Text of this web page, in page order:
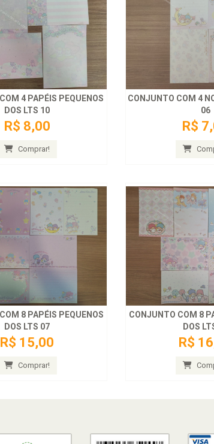
4 PAPÉIS PEQUENOS
DOS LTS 10
R$ 8,00
Comprar!
CONJUNTO COM 4
06
R$
8 PAPÉIS PEQUENOS
DOS LTS 07
R$ 15,00
Comprar!
CONJUNTO COM 8
DOS
R$